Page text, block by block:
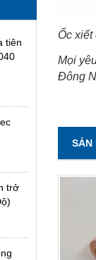
Ốc xiết
Mọi
Đông
SẢN
tiên
trở